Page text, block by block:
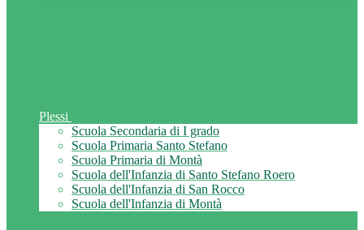
Plessi
Scuola Secondaria di I grado
Scuola Primaria Santo Stefano
Scuola Primaria di Montà
Scuola dell'Infanzia di Santo Stefano Roero
Scuola dell'Infanzia di San Rocco
Scuola dell'Infanzia di Montà